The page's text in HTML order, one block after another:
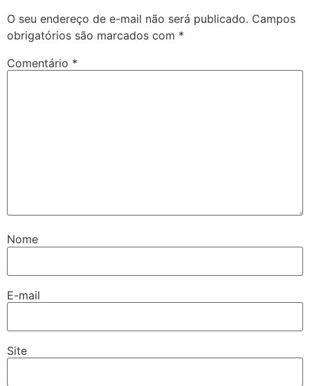
O seu endereço de e-mail não será publicado. Campos
obrigatórios são marcados com *
Comentário *
Nome
E-mail
Site